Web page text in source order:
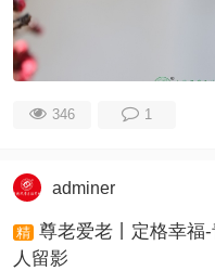
346 1
adminer
精 尊老爱老丨定格幸福
人留影